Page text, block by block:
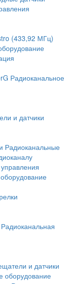
(433,92 МГц)
Радиоканальное
и датчики
Радиоканальные
Радиоканальная
и датчики
оборудование